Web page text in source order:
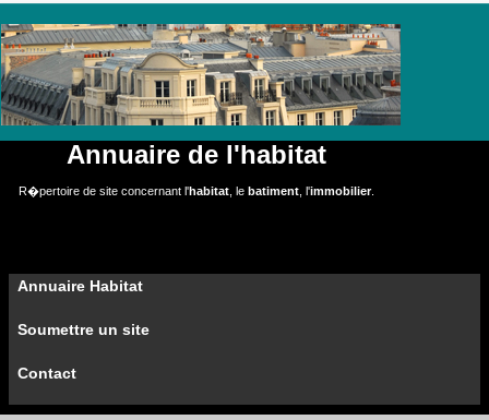
Annuaire de l'habitat
R�pertoire de site concernant l'habitat , le batiment , l'immobilier.
Annuaire Habitat
Soumettre un site
Contact